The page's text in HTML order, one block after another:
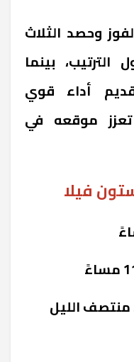
وحصد الثلاث
بينما
أداء قوي
موقعه في
فيلا